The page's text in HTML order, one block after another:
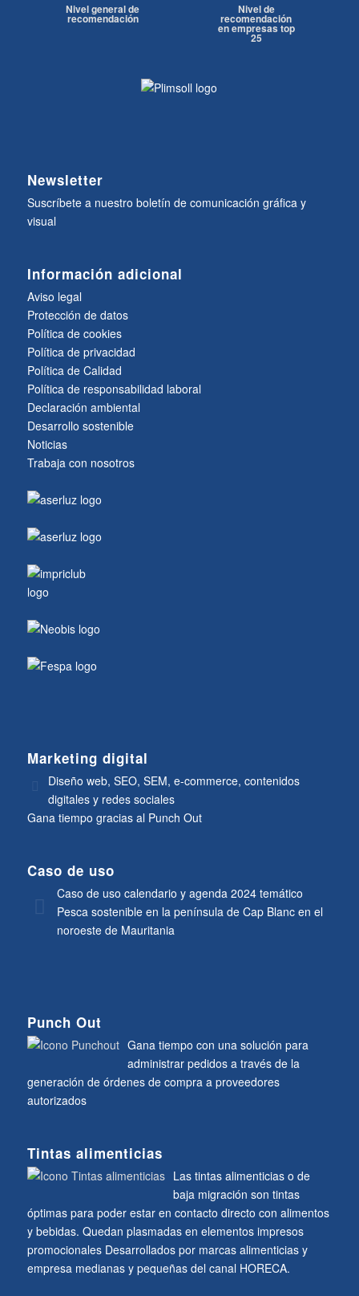
Nivel general de
recomendación
Nivel de
recomendación
en empresas top
25
Newsletter
Suscríbete a nuestro boletín de comunicación gráfica y
visual
Información adicional
Aviso legal
Protección de datos
Política de cookies
Política de privacidad
Política de Calidad
Política de responsabilidad laboral
Declaración ambiental
Desarrollo sostenible
Noticias
Trabaja con nosotros
Marketing digital
Diseño web, SEO, SEM, e-commerce, contenidos
digitales y redes sociales
Gana tiempo gracias al Punch Out
Caso de uso
Caso de uso calendario y agenda 2024 temático
Pesca sostenible en la península de Cap Blanc en el
noroeste de Mauritania
Punch Out
Gana tiempo con una solución para
administrar pedidos a través de la
generación de órdenes de compra a proveedores
autorizados
Tintas alimenticias
Las tintas alimenticias o de
baja migración son tintas
óptimas para poder estar en contacto directo con alimentos
y bebidas. Quedan plasmadas en elementos impresos
promocionales Desarrollados por marcas alimenticias y
empresa medianas y pequeñas del canal HORECA.